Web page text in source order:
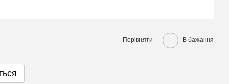
Порівняти В бажання